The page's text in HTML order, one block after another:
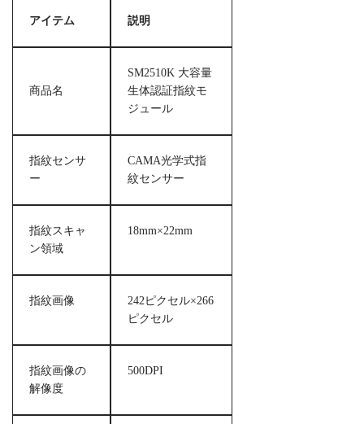
アイテム 説明
商品名
SM2510K 大容量
生体認証指紋モ
ジュール
指紋センサ
ー
CAMA光学式指
紋センサー
指紋スキャ
ン領域
18mm×22mm
指紋画像
242ピクセル×266
ピクセル
指紋画像の
解像度
500DPI